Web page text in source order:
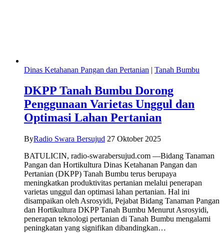
Dinas Ketahanan Pangan dan Pertanian | Tanah Bumbu
DKPP Tanah Bumbu Dorong
Penggunaan Varietas Unggul dan
Optimasi Lahan Pertanian
ByRadio Swara Bersujud 27 Oktober 2025
BATULICIN, radio-swarabersujud.com —Bidang Tanaman
Pangan dan Hortikultura Dinas Ketahanan Pangan dan
Pertanian (DKPP) Tanah Bumbu terus berupaya
meningkatkan produktivitas pertanian melalui penerapan
varietas unggul dan optimasi lahan pertanian. Hal ini
disampaikan oleh Asrosyidi, Pejabat Bidang Tanaman Pangan
dan Hortikultura DKPP Tanah Bumbu Menurut Asrosyidi,
penerapan teknologi pertanian di Tanah Bumbu mengalami
peningkatan yang signifikan dibandingkan…